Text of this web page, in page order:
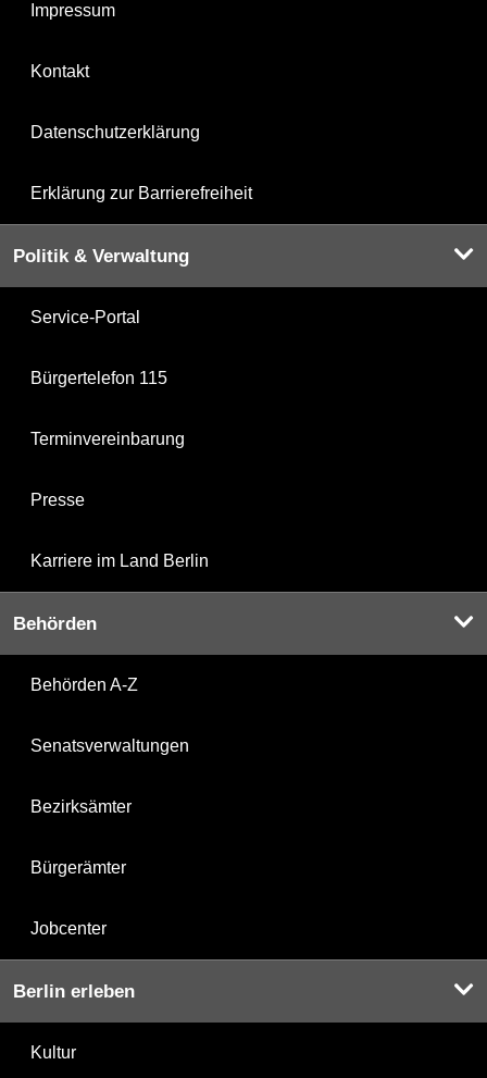
Impressum
Kontakt
Datenschutzerklärung
Erklärung zur Barrierefreiheit
Politik & Verwaltung
Service-Portal
Bürgertelefon 115
Terminvereinbarung
Presse
Karriere im Land Berlin
Behörden
Behörden A-Z
Senatsverwaltungen
Bezirksämter
Bürgerämter
Jobcenter
Berlin erleben
Kultur